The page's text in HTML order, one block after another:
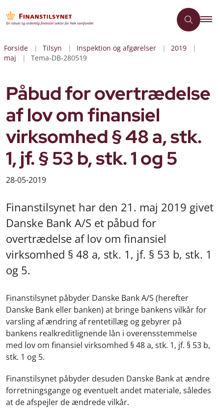
Forside Tilsyn Inspektion og afgørelser
2019
maj
Tema-DB-280519
Påbud for overtrædelse
af lov om finansiel
virksomhed § 48 a, stk.
1, jf. § 53 b, stk. 1 og 5
28-05-2019
Finanstilsynet har den 21. maj 2019 givet
Danske Bank A/S et påbud for
overtrædelse af lov om finansiel
virksomhed § 48 a, stk. 1, jf. § 53 b, stk. 1
og 5.
Finanstilsynet påbyder Danske Bank A/S (herefter
Danske Bank eller banken) at bringe bankens vilkår for
varsling af ændring af rentetillæg og gebyrer på
bankens realkreditlignende lån i overensstemmelse
med lov om finansiel virksomhed § 48 a, stk. 1, jf. § 53 b,
stk. 1 og 5.
Finanstilsynet påbyder desuden Danske Bank at ændre
forretningsgange og eventuelt andet materiale, således
at de afspejler de ændrede vilkår.